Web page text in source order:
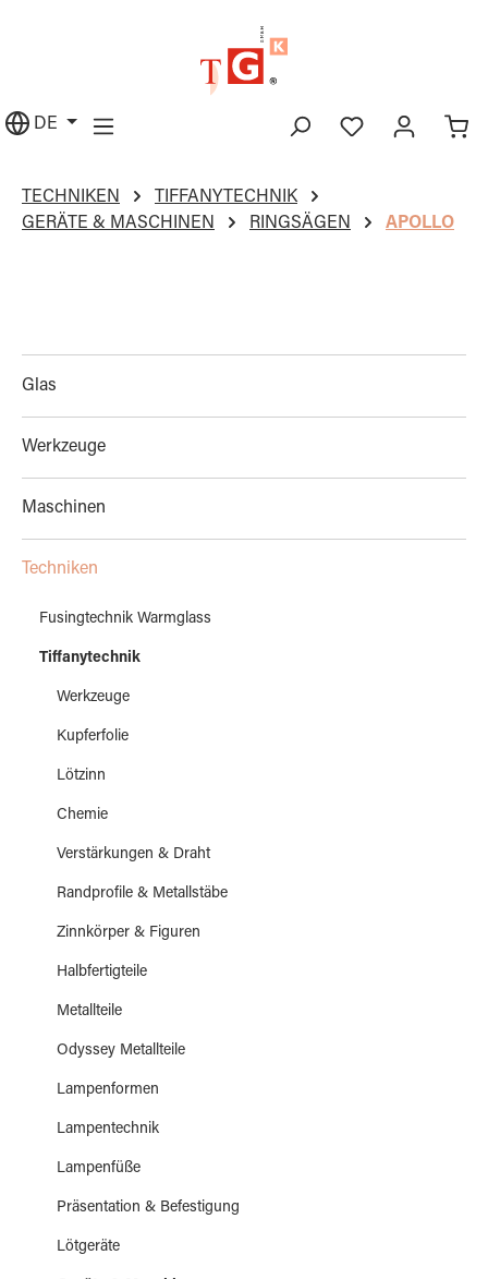
DE
TECHNIKEN
TIFFANYTECHNIK
GERÄTE & MASCHINEN
RINGSÄGEN APOLLO
Glas
Werkzeuge
Maschinen
Techniken
Fusingtechnik Warmglass
Tiffanytechnik
Werkzeuge
Kupferfolie
Lötzinn
Chemie
Verstärkungen & Draht
Randprofile & Metallstäbe
Zinnkörper & Figuren
Halbfertigteile
Metallteile
Odyssey Metallteile
Lampenformen
Lampentechnik
Lampenfüße
Präsentation & Befestigung
Lötgeräte